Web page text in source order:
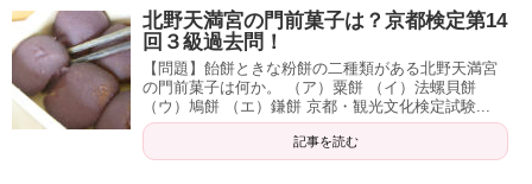
北野天満宮の門前菓子は？京都検定第14
回３級過去問！
【問題】飴餅ときな粉餅の二種類がある北野天満宮
の門前菓子は何か。 （ア）粟餅 （イ）法螺貝餅
（ウ）鳩餅 （エ）鎌餅 京都・観光文化検定試験...
記事を読む